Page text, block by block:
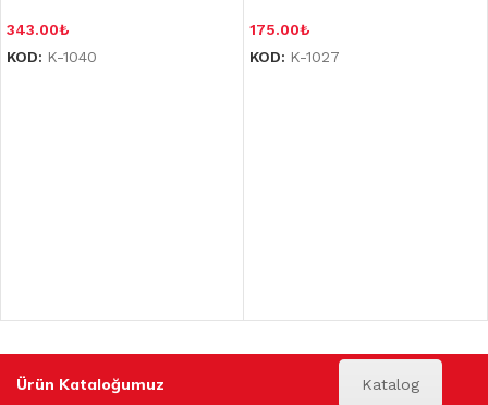
343.00₺
KOD: K-1040
175.00₺
KOD: K-1027
Ürün Kataloğumuz Katalog